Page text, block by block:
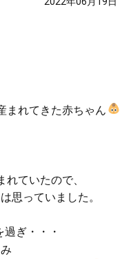
まれてきた赤ちゃん
ていたので、
思っていました。
過ぎ・・・